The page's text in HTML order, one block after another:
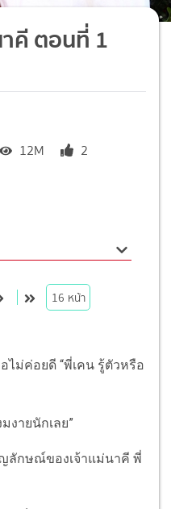
คี ตอนที่ 1
12M 2
16 หน้า
ไม่ค่อยดี “พี่เคน รู้ตัวหรือ
งายนักเลย”
ลักษณ์ของเจ้าแม่นาคี พี่